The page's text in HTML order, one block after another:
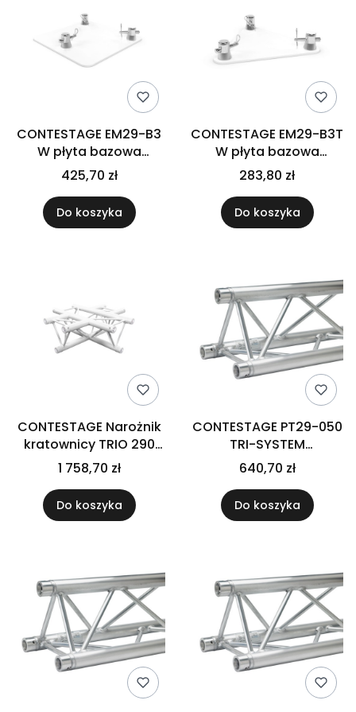
CONTESTAGE EM29-B3
W płyta bazowa
TRIO290 - biała
425,70 zł
Do koszyka
CONTESTAGE EM29-B3T
W płyta bazowa
TRIO290 - biała
283,80 zł
Do koszyka
CONTESTAGE Narożnik
kratownicy TRIO 290
AG29-041 W 4-
kierunkowy - biały
1 758,70 zł
Do koszyka
CONTESTAGE PT29-050
TRI-SYSTEM
konstrukcja trawers
(2mm) 0,50m
640,70 zł
Do koszyka